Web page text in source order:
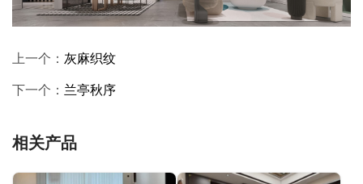
上一个： 灰麻织纹
下一个： 兰亭秋序
相关产品